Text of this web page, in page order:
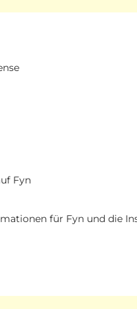
Fyn
für Fyn und die